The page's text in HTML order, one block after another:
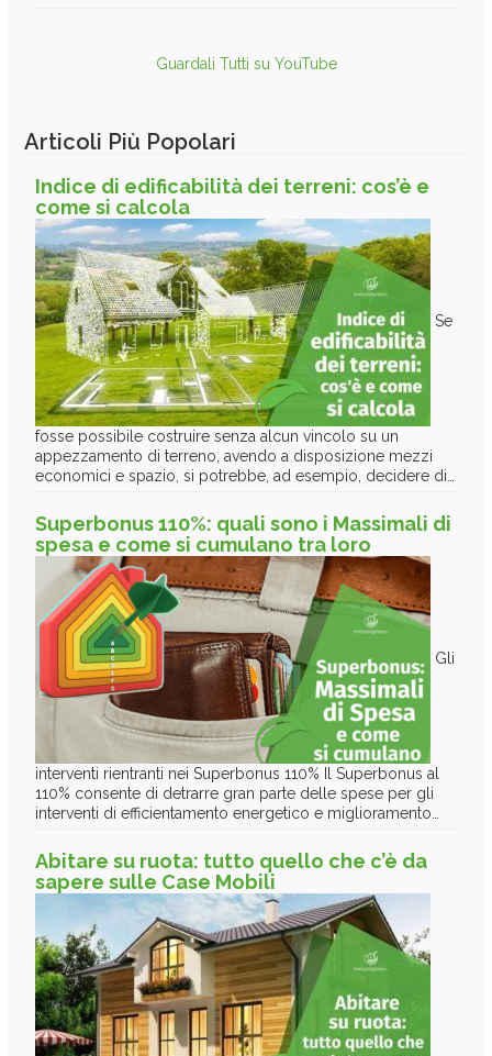
Guardali Tutti su YouTube
Articoli Più Popolari
Indice di edificabilità dei terreni: cos’è e
come si calcola
Se
fosse possibile costruire senza alcun vincolo su un
appezzamento di terreno, avendo a disposizione mezzi
economici e spazio, si potrebbe, ad esempio, decidere di…
Superbonus 110%: quali sono i Massimali di
spesa e come si cumulano tra loro
Gli
interventi rientranti nei Superbonus 110% Il Superbonus al
110% consente di detrarre gran parte delle spese per gli
interventi di efficientamento energetico e miglioramento…
Abitare su ruota: tutto quello che c’è da
sapere sulle Case Mobili